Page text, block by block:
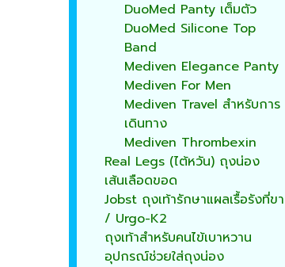
DuoMed Panty เต็มตัว
DuoMed Silicone Top
Band
Mediven Elegance Panty
Mediven For Men
Mediven Travel สำหรับการ
เดินทาง
Mediven Thrombexin
Real Legs (ไต้หวัน) ถุงน่อง
เส้นเลือดขอด
Jobst ถุงเท้ารักษาแผลเรื้อรังที่ขา
/ Urgo-K2
ถุงเท้าสำหรับคนไข้เบาหวาน
อุปกรณ์ช่วยใส่ถุงน่อง